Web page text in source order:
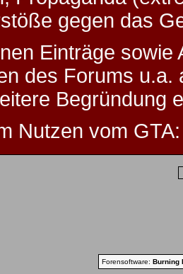
gegen das
Einträge
des Forums
Begründung
Nutzen vom
Forensoftware: Burning